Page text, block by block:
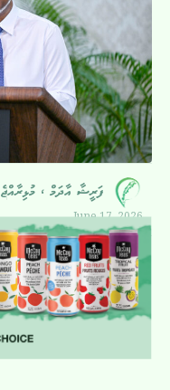
ފަރީޝާ އާދަމް ، މުޅިރާއްޖެ
June 17, 2026